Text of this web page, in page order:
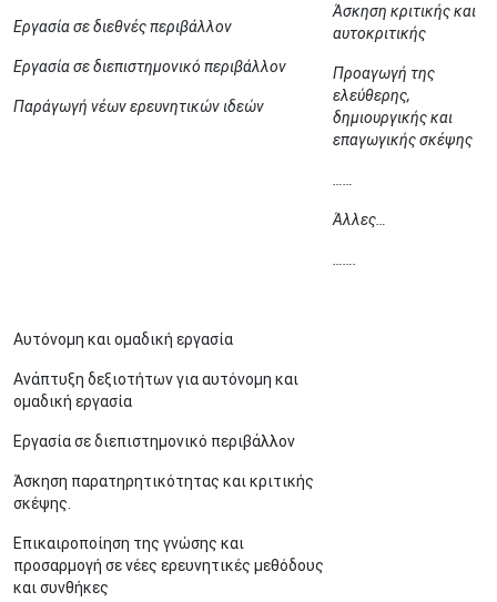
Εργασία σε διεθνές περιβάλλον
Εργασία σε διεπιστημονικό περιβάλλον
Παράγωγή νέων ερευνητικών ιδεών
Άσκηση κριτικής και
αυτοκριτικής
Προαγωγή της
ελεύθερης,
δημιουργικής και
επαγωγικής σκέψης
Άλλες…
Αυτόνομη και ομαδική εργασία
Ανάπτυξη δεξιοτήτων για αυτόνομη και
ομαδική εργασία
Εργασία σε διεπιστημονικό περιβάλλον
Άσκηση παρατηρητικότητας και κριτικής
σκέψης.
Επικαιροποίηση της γνώσης και
προσαρμογή σε νέες ερευνητικές μεθόδους
και συνθήκες